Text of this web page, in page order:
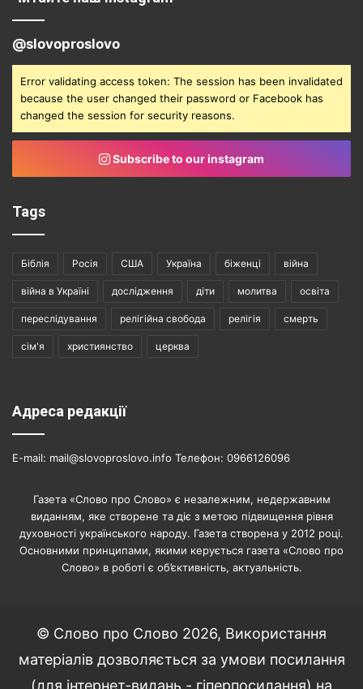
@slovoproslovo
Error validating access token: The session has been invalidated
because the user changed their password or Facebook has
changed the session for security reasons.
Subscribe to our instagram
Tags
Біблія Росія США Україна біженці війна
війна в Україні дослідження діти молитва освіта
переслідування релігійна свобода релігія смерть
сім'я християнство церква
Адреса редакції
E-mail: mail@slovoproslovo.info Телефон: 0966126096
Газета «Слово про Слово» є незалежним, недержавним
виданням, яке створене та діє з метою підвищення рівня
духовності українського народу. Газета створена у 2012 році.
Основними принципами, якими керується газета «Слово про
Слово» в роботі є об’єктивність, актуальність.
© Слово про Слово 2026, Використання
матеріалів дозволяється за умови посилання